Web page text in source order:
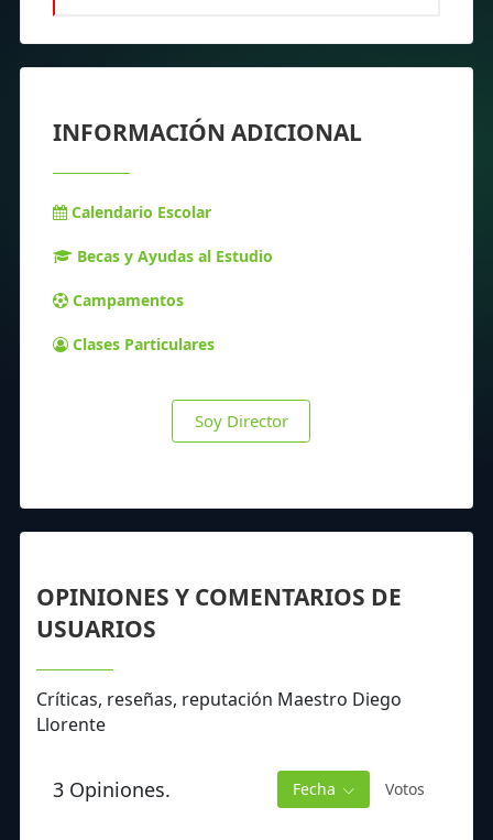
INFORMACIÓN ADICIONAL
Calendario Escolar
Becas y Ayudas al Estudio
Campamentos
Clases Particulares
Soy Director
OPINIONES Y COMENTARIOS DE
USUARIOS
Críticas, reseñas, reputación Maestro Diego
Llorente
3 Opiniones. Fecha Votos